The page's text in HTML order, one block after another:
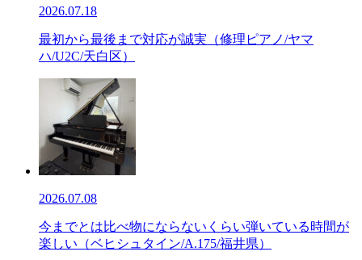
2026.07.18
最初から最後まで対応が誠実（修理ピアノ/ヤマ
ハ/U2C/天白区）
2026.07.08
今までとは比べ物にならないくらい弾いている時間が
楽しい（ベヒシュタイン/A.175/福井県）